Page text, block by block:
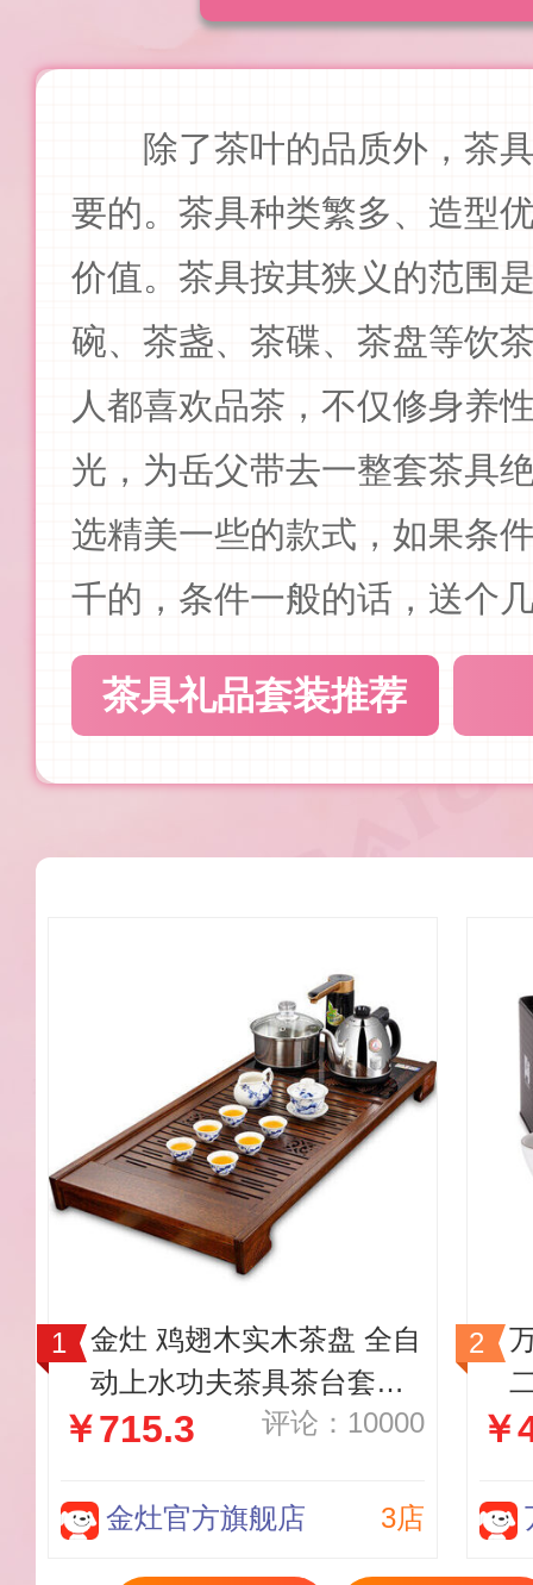
除了茶叶的品质外，茶
要的。 茶具种类繁多、造型
价值。 茶具按其狭义的范围
碗、茶盏、茶碟、茶盘等饮
人都喜欢品茶，不仅修身养
光，为岳父带去一整套茶具
选精美一些的款式，如果条
千的，条件一般的话，送个
茶具礼品套装推荐
金灶 鸡翅木实木茶盘 全自
动上水功夫茶具茶台套装R
-350A
￥715.3 评论：10000
金灶官方旗舰店 3店
￥